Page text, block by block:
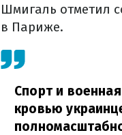
Шмигаль отметил
в Париже.
Спорт и
кровью